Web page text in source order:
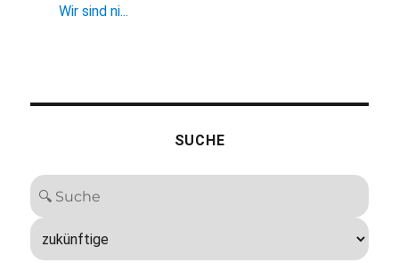
Wir sind ni...
SUCHE